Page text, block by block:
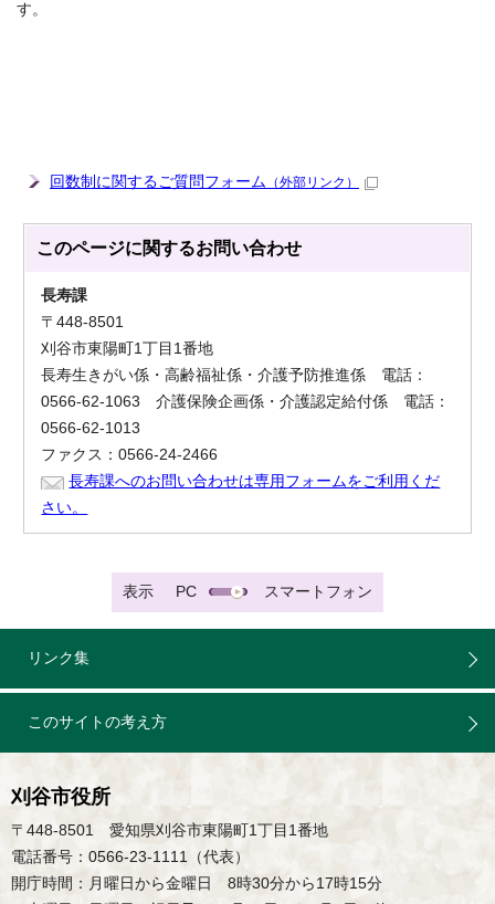
す。
回数制に関するご質問フォーム （外部リンク）
このページに関するお問い合わせ
長寿課
〒448-8501
刈谷市東陽町1丁目1番地
長寿生きがい係・高齢福祉係・介護予防推進係 電話：
0566-62-1063 介護保険企画係・介護認定給付係 電話：
0566-62-1013
ファクス：0566-24-2466
長寿課へのお問い合わせは専用フォームをご利用くだ
さい。
表示 PC スマートフォン
リンク集
このサイトの考え方
刈谷市役所
〒448-8501 愛知県刈谷市東陽町1丁目1番地
電話番号：0566-23-1111（代表）
開庁時間：月曜日から金曜日 8時30分から17時15分